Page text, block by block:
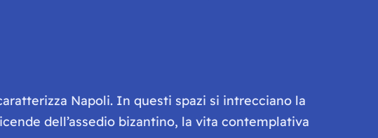
Napoli. In questi spazi si intrecciano la
dell’assedio bizantino, la vita contemplativa